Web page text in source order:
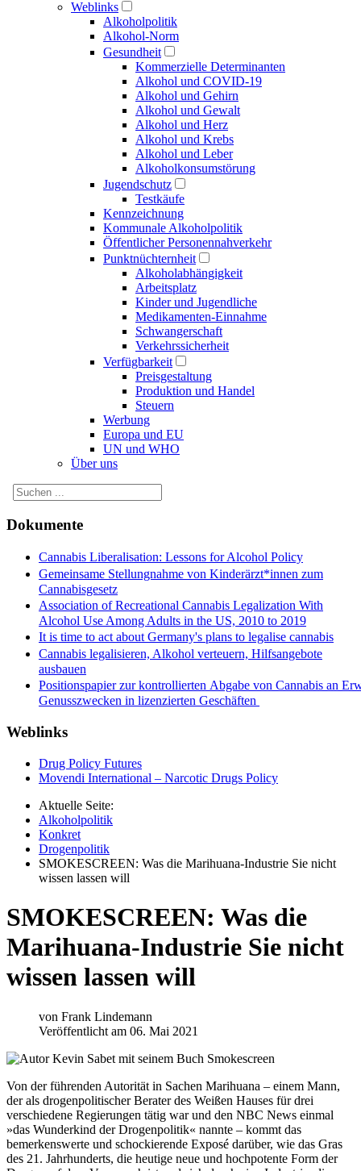
Weblinks
Alkoholpolitik
Alkohol-Norm
Gesundheit
Kommerzielle Determinanten
Alkohol und COVID-19
Alkohol und Gehirn
Alkohol und Gewalt
Alkohol und Herz
Alkohol und Krebs
Alkohol und Leber
Alkoholkonsumstörung
Jugendschutz
Testkäufe
Kennzeichnung
Kommunale Alkoholpolitik
Öffentlicher Personennahverkehr
Punktnüchternheit
Alkoholabhängigkeit
Arbeitsplatz
Kinder und Jugendliche
Medikamenten-Einnahme
Schwangerschaft
Verkehrssicherheit
Verfügbarkeit
Preisgestaltung
Produktion und Handel
Steuern
Werbung
Europa und EU
UN und WHO
Über uns
Dokumente
Cannabis Liberalisation: Lessons for Alcohol Policy
Gemeinsame Stellungnahme von Kinderärzt*innen zum
Cannabisgesetz
Association of Recreational Cannabis Legalization With
Alcohol Use Among Adults in the US, 2010 to 2019
It is time to act about Germany's plans to legalise cannabis
Cannabis legalisieren, Alkohol verteuern, Hilfsangebote
ausbauen
Positionspapier zur kontrollierten Abgabe von Cannabis an
Genusszwecken in lizenzierten Geschäften
Weblinks
Drug Policy Futures
Movendi International – Narcotic Drugs Policy
Aktuelle Seite:
Alkoholpolitik
Konkret
Drogenpolitik
SMOKESCREEN: Was die Marihuana-Industrie Sie nicht
wissen lassen will
SMOKESCREEN: Was die
Marihuana-Industrie Sie nicht
wissen lassen will
von Frank Lindemann
Veröffentlicht am 06. Mai 2021
Von der führenden Autorität in Sachen Marihuana – einem Mann,
der als drogenpolitischer Berater des Weißen Hauses für drei
verschiedene Regierungen tätig war und den NBC News einmal
»das Wunderkind der Drogenpolitik« nannte – kommt das
bemerkenswerte und schockierende Exposé darüber, wie das Gras
des 21. Jahrhunderts, die heutige neue und hochpotente Form der